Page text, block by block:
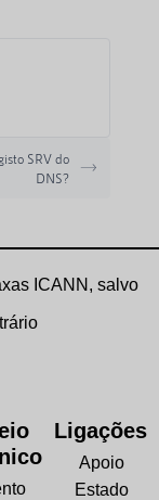
SRV do
DNS?
ICANN, salvo
Ligações
Apoio
Estado